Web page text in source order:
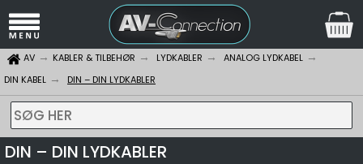
AV KABLER & TILBEHØR LYDKABLER
ANALOG LYDKABEL
DIN KABEL
DIN – DIN LYDKABLER
SØG HER
DIN – DIN LYDKABLER